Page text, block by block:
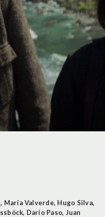
, María Valverde, Hugo Silva,
, Darío Paso, Juan